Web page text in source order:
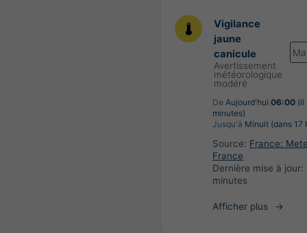
Vigilance
jaune
canicule
Avertissement
météorologique
modéré
De Aujourd'hui 06:00 (il
minutes)
Jusqu'à Minuit (dans 17
Source: France:
France
Dernière mise à jour:
minutes
Afficher plus